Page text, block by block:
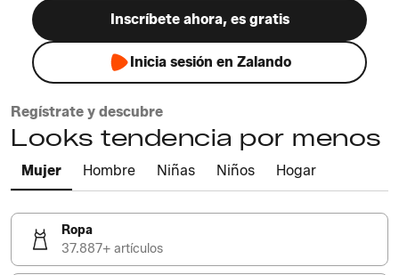
Inscríbete ahora, es gratis
Inicia sesión en Zalando
Regístrate y descubre
Looks tendencia por menos
Mujer Hombre Niñas Niños Hogar
Ropa
37.887+ artículos